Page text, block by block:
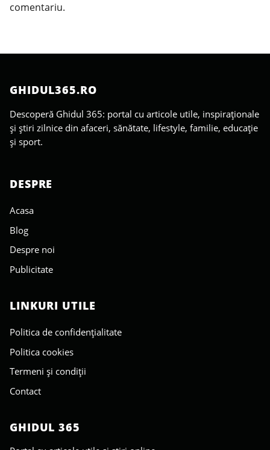
comentariu.
GHIDUL365.RO
Descoperă Ghidul 365: portal cu articole utile, inspiraționale
și știri zilnice din afaceri, sănătate, lifestyle, familie, educație
și sport.
DESPRE
Acasa
Blog
Despre noi
Publicitate
LINKURI UTILE
Politica de confidențialitate
Politica cookies
Termeni și condiții
Contact
GHIDUL 365